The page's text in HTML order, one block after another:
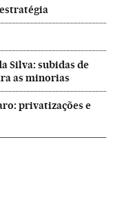
Silva: subidas de
as minorias
privatizações e